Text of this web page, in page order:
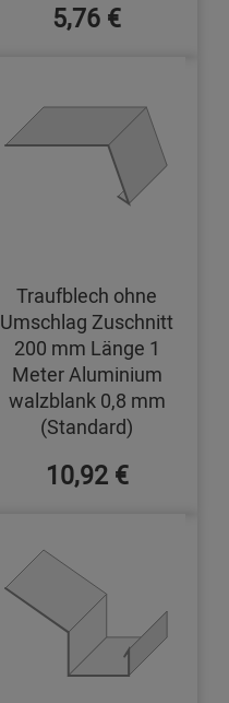
5,76 €
Traufblech ohne
Umschlag Zuschnitt
200 mm Länge 1
Meter Aluminium
walzblank 0,8 mm
(Standard)
10,92 €